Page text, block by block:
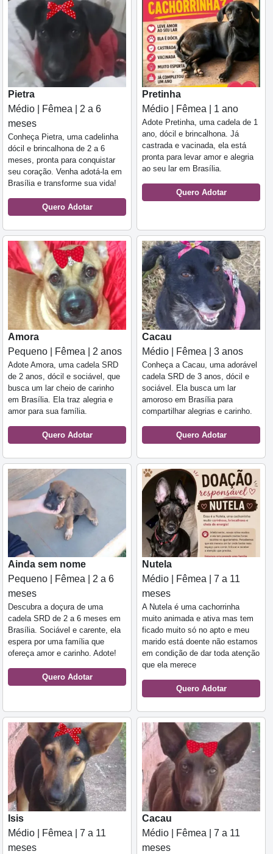
Pietra
Médio | Fêmea | 2 a 6
meses
Conheça Pietra, uma cadelinha
dócil e brincalhona de 2 a 6
meses, pronta para conquistar
seu coração. Venha adotá-la em
Brasília e transforme sua vida!
Quero Adotar
Pretinha
Médio | Fêmea | 1 ano
Adote Pretinha, uma cadela de 1
ano, dócil e brincalhona. Já
castrada e vacinada, ela está
pronta para levar amor e alegria
ao seu lar em Brasília.
Quero Adotar
Amora
Pequeno | Fêmea | 2 anos
Adote Amora, uma cadela SRD
de 2 anos, dócil e sociável, que
busca um lar cheio de carinho
em Brasília. Ela traz alegria e
amor para sua família.
Quero Adotar
Cacau
Médio | Fêmea | 3 anos
Conheça a Cacau, uma adorável
cadela SRD de 3 anos, dócil e
sociável. Ela busca um lar
amoroso em Brasília para
compartilhar alegrias e carinho.
Quero Adotar
Ainda sem nome
Pequeno | Fêmea | 2 a 6
meses
Descubra a doçura de uma
cadela SRD de 2 a 6 meses em
Brasília. Sociável e carente, ela
espera por uma família que
ofereça amor e carinho. Adote!
Quero Adotar
Nutela
Médio | Fêmea | 7 a 11
meses
A Nutela é uma cachorrinha
muito animada e ativa mas tem
ficado muito só no apto e meu
marido está doente não estamos
em condição de dar toda atenção
que ela merece
Quero Adotar
Isis
Médio | Fêmea | 7 a 11
meses
Cacau
Médio | Fêmea | 7 a 11
meses